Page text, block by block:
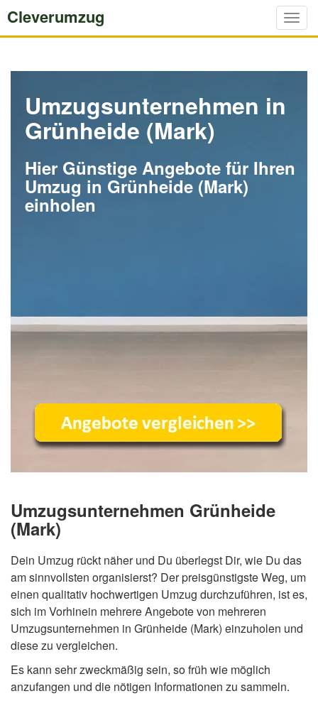
Cleverumzug
Umzugsunternehmen in
Grünheide (Mark)
Hier Günstige Angebote für Ihren
Umzug in Grünheide (Mark)
einholen
Umzugsunternehmen Grünheide
(Mark)
Dein Umzug rückt näher und Du überlegst Dir, wie Du das
am sinnvollsten organisierst? Der preisgünstigste Weg, um
einen qualitativ hochwertigen Umzug durchzuführen, ist es,
sich im Vorhinein mehrere Angebote von mehreren
Umzugsunternehmen in Grünheide (Mark) einzuholen und
diese zu vergleichen.
Es kann sehr zweckmäßig sein, so früh wie möglich
anzufangen und die nötigen Informationen zu sammeln.